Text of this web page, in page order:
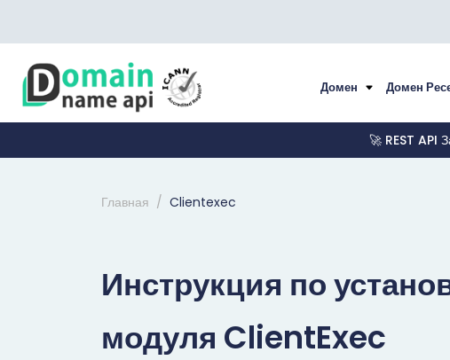
Домен Домен
🚀 REST API
Главная Clientexec
Инструкция по
модуля ClientExec